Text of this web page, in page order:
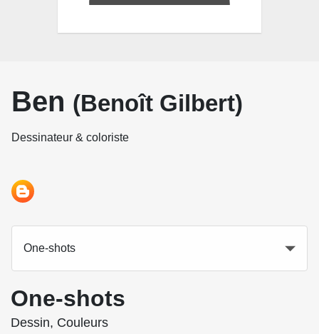
Ben (Benoît Gilbert)
Dessinateur & coloriste
One-shots
One-shots
Dessin, Couleurs